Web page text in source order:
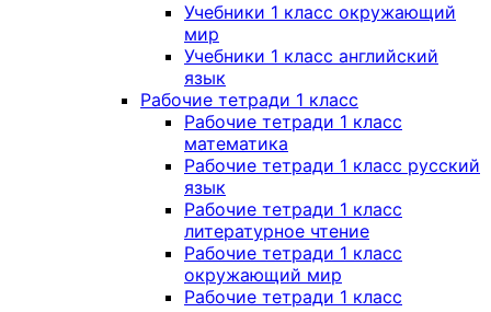
Учебники 1 класс окружающий
мир
Учебники 1 класс английский
язык
Рабочие тетради 1 класс
Рабочие тетради 1 класс
математика
Рабочие тетради 1 класс русский
язык
Рабочие тетради 1 класс
литературное чтение
Рабочие тетради 1 класс
окружающий мир
Рабочие тетради 1 класс